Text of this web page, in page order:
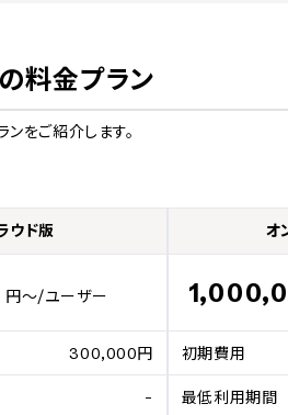
の料金プラン
ンをご紹介します。
ウド版
円～/ユーザー
300,000円
-
オ
初期費用
最低利用期間